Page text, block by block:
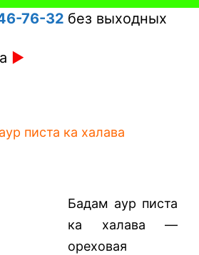
76-32 без выходных
►
писта ка халава
Бадам аур писта
ка халава —
ореховая